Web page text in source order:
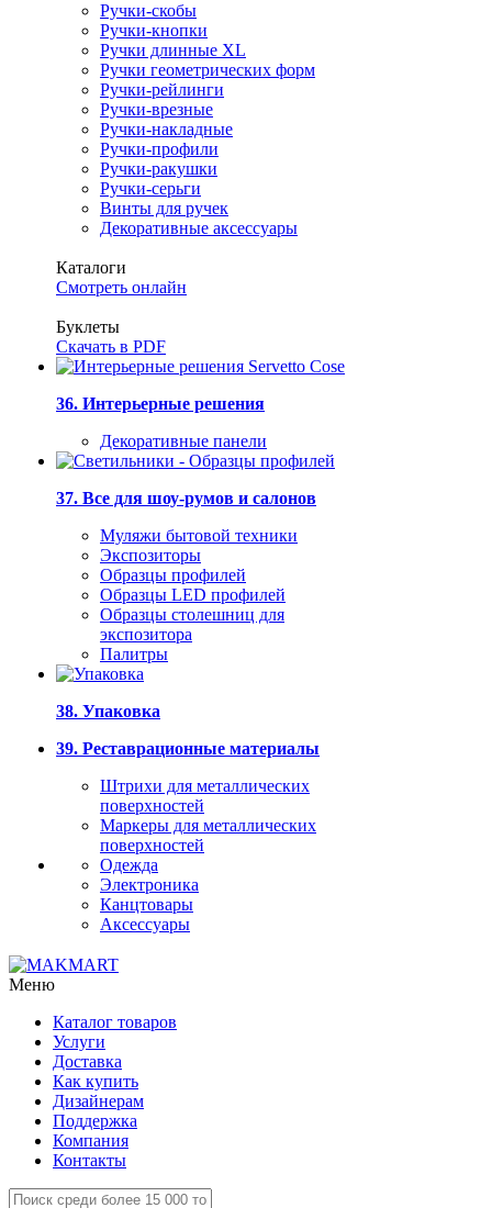
Ручки-скобы
Ручки-кнопки
Ручки длинные XL
Ручки геометрических форм
Ручки-рейлинги
Ручки-врезные
Ручки-накладные
Ручки-профили
Ручки-ракушки
Ручки-серьги
Винты для ручек
Декоративные аксессуары
Каталоги
Смотреть онлайн
Буклеты
Скачать в PDF
36. Интерьерные решения
Декоративные панели
37. Все для шоу-румов и салонов
Муляжи бытовой техники
Экспозиторы
Образцы профилей
Образцы LED профилей
Образцы столешниц для
экспозитора
Палитры
38. Упаковка
39. Реставрационные материалы
Штрихи для металлических
поверхностей
Маркеры для металлических
поверхностей
Одежда
Электроника
Канцтовары
Аксессуары
Меню
Каталог товаров
Услуги
Доставка
Как купить
Дизайнерам
Поддержка
Компания
Контакты